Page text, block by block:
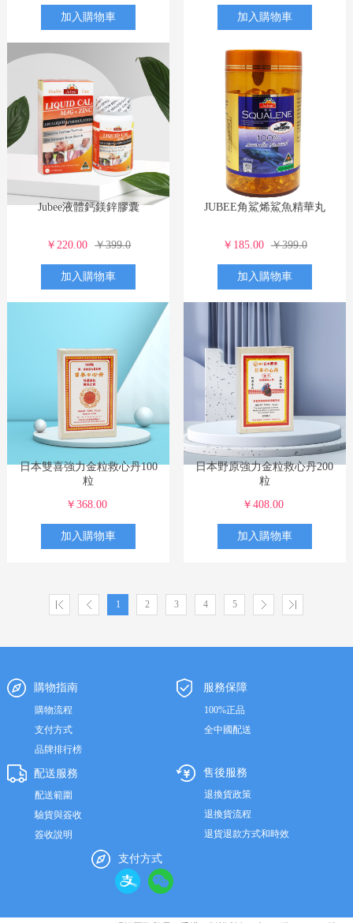
加入購物車 加入購物車
Jubee液體鈣鎂鋅膠囊
￥220.00 ￥399.0
加入購物車
JUBEE角鯊烯鯊魚精華丸
￥185.00 ￥399.0
加入購物車
日本雙喜強力金粒救心丹100
粒
￥368.00
加入購物車
日本野原強力金粒救心丹200
粒
￥408.00
加入購物車
1 2 3 4 5
購物指南
購物流程
支付方式
品牌排行榜
服務保障
100%正品
全中國配送
配送服務
配送範圍
驗貨與簽收
簽收說明
售後服務
退換貨政策
退換貨流程
退貨退款方式和時效
支付方式